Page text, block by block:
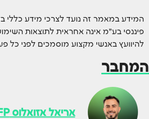
פיננסי בע״מ אינה אחראית לתוצאות
להיוועץ באנשי מקצוע מוסמכים לפני כל
המחבר
אריאל אזואלוס CFP